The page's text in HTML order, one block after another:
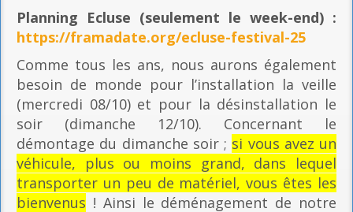
Planning Ecluse (seulement le week-end) :
https://framadate.org/ecluse-festival-25
Comme tous les ans, nous aurons également
besoin de monde pour l’installation la veille
(mercredi 08/10) et pour la désinstallation le
soir (dimanche 12/10). Concernant le
démontage du dimanche soir ; si vous avez un
véhicule, plus ou moins grand, dans lequel
transporter un peu de matériel, vous êtes les
bienvenus ! Ainsi le déménagement de notre